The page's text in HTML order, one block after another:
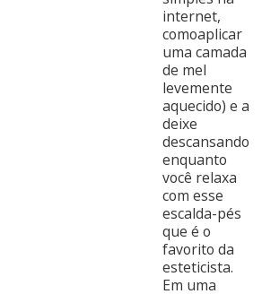
internet,
comoaplicar
uma camada
de mel
levemente
aquecido) e a
deixe
descansando
enquanto
você relaxa
com esse
escalda-pés
que é o
favorito da
esteticista.
Em uma